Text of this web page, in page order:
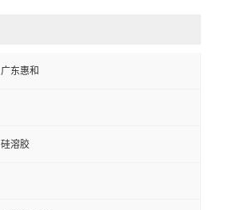
广东惠和
硅溶胶